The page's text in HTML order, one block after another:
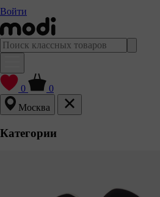
Войти
0
0
Москва
Категории